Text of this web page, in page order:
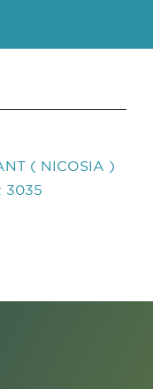
( NICOSIA )
3035